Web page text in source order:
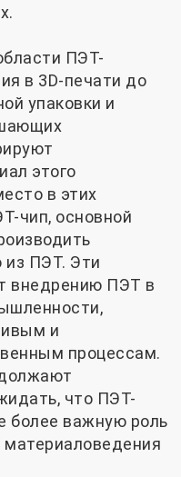
ПЭТ-
в 3D-печати до
упаковки и
этого
в этих
чип, основной
из ПЭТ. Эти
внедрению ПЭТ в
и
процессам.
что ПЭТ-
более важную роль